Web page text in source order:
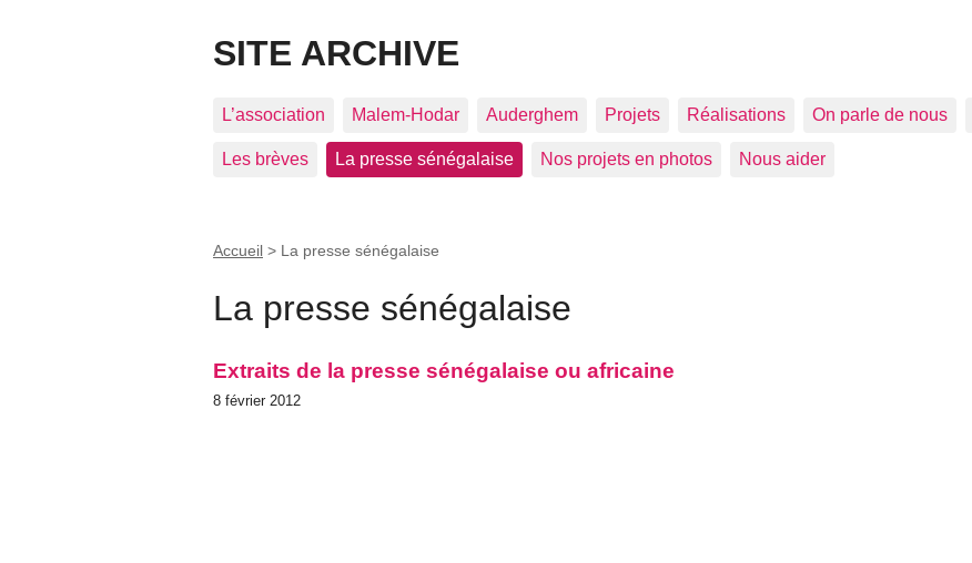
SITE ARCHIVE
L’association Malem-Hodar Auderghem Projets Réalisations On parle de nous
Les brèves La presse sénégalaise Nos projets en photos Nous aider
Accueil > La presse sénégalaise
La presse sénégalaise
Extraits de la presse sénégalaise ou africaine
8 février 2012